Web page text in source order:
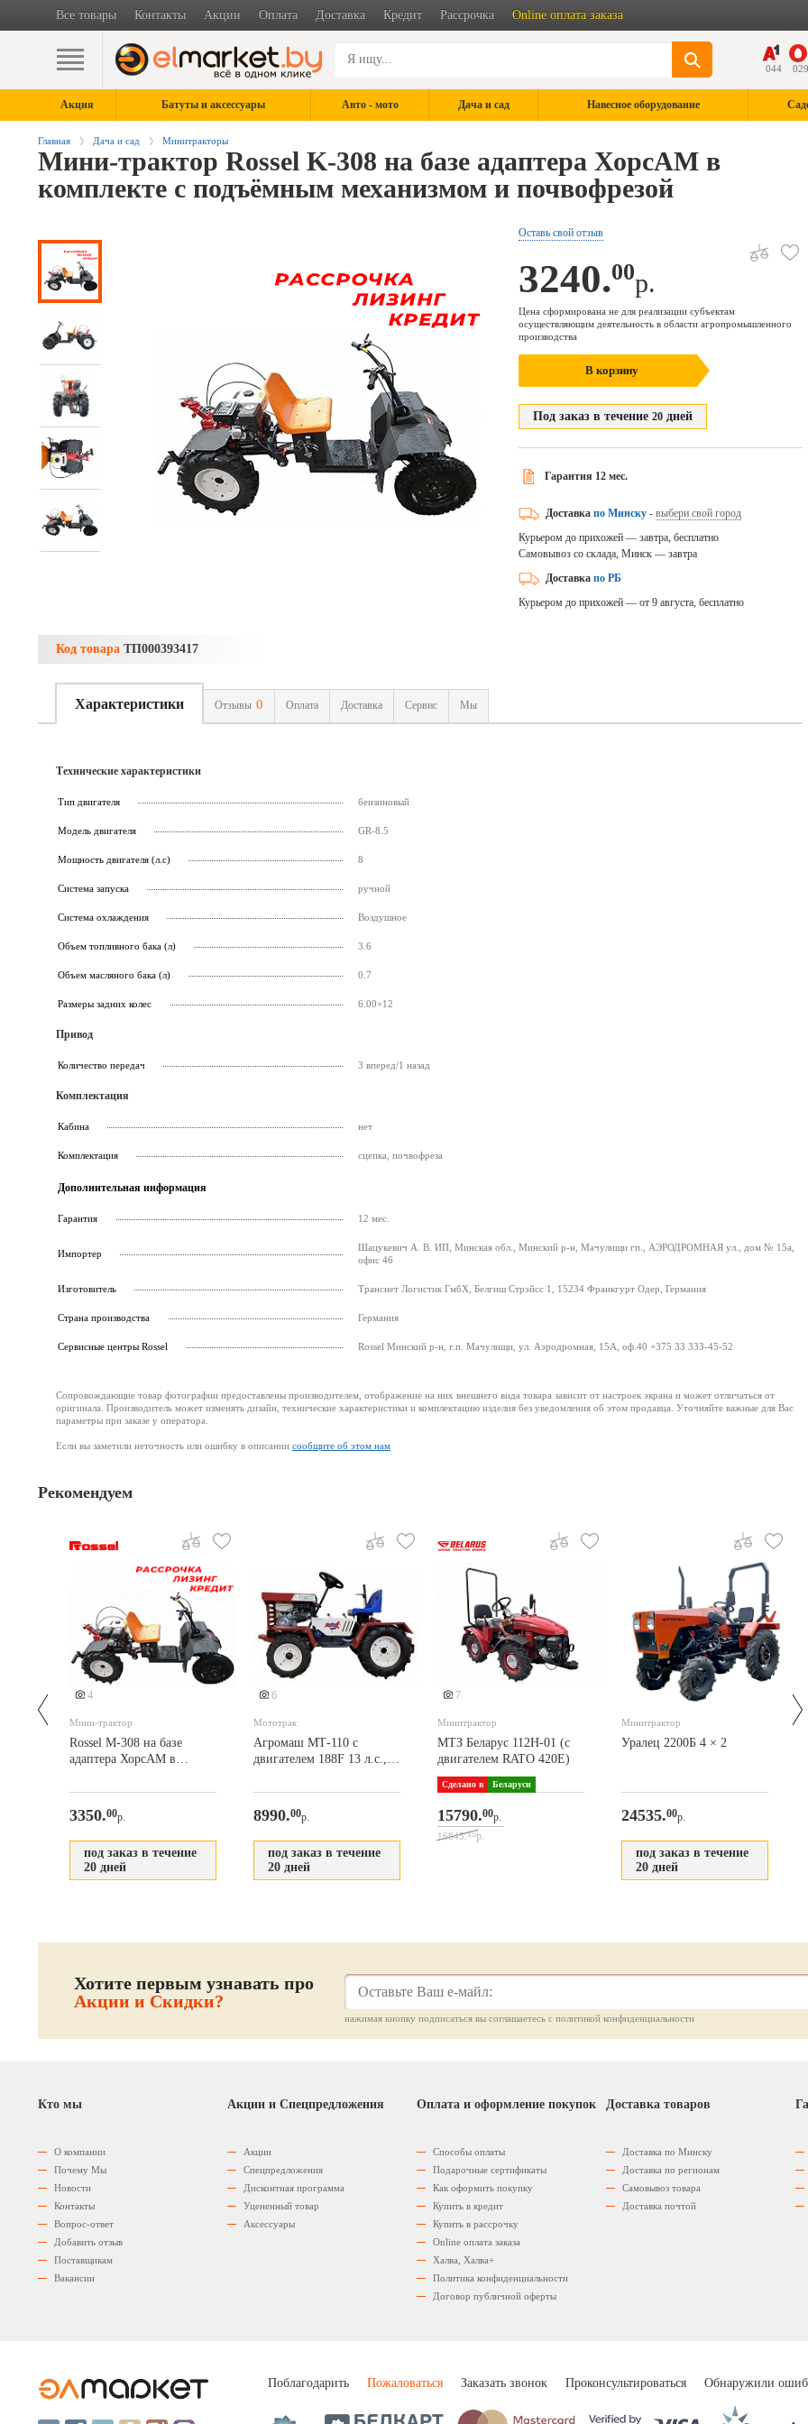
Все товары Контакты Акции Оплата Доставка Кредит Рассрочка Online оплата заказа
044 029
Акция Батуты и аксессуары Авто - мото Дача и сад Навесное оборудование
Главная Дача и сад Минитракторы
Мини-трактор Rossel K-308 на базе адаптера ХорсАМ в
комплекте с подъёмным механизмом и почвофрезой
Оставь свой отзыв
3240.00р.
Цена сформирована не для реализации субъектам
осуществляющим деятельность в области агропромышленного
производства
В корзину
Под заказ в течение 20дней
Гарантия 12 мес.
Доставка по Минску- выбери свой город
Курьером до прихожей — завтра, бесплатно
Самовывоз со склада, Минск — завтра
Доставка по РБ
Курьером до прихожей — от 9 августа, бесплатно
Код товара ТП000393417
Характеристики Отзывы 0 Оплата Доставка Сервис Мы
Технические характеристики
Тип двигателя бензиновый
Модель двигателя GR-8.5
Мощность двигателя (л.с) 8
Система запуска ручной
Система охлаждения Воздушное
Объем топливного бака (л) 3.6
Объем масляного бака (л) 0.7
Размеры задних колес 6.00×12
Привод
Количество передач 3 вперед/1 назад
Комплектация
Кабина нет
Комплектация сцепка, почвофреза
Дополнительная информация
Гарантия 12 мес.
Импортер
Шацукевич А. В. ИП, Минская обл., Минский р-н, Мачулищи гп., АЭРОДРОМНАЯ ул., дом № 15а,
офис 46
Изготовитель Транснет Логистик ГмбХ, Белгиш Стрэйсс 1, 15234 Франкгурт Одер, Германия
Страна производства Германия
Cервисные центры Rossel Rossel Минский р-н, г.п. Мачулищи, ул. Аэродромная, 15А, оф.40 +375 33 333-45-52
Сопровождающие товар фотографии предоставлены производителем, отображение на них внешнего вида товара зависит от настроек экрана и может отличаться от
оригинала. Производитель может изменять дизайн, технические характеристики и комплектацию изделия без уведомления об этом продавца. Уточняйте важные для Вас
параметры при заказе у оператора.
Если вы заметили неточность или ошибку в описании сообщите об этом нам
Рекомендуем
4
Мини-трактор
Rossel M-308 на базе
адаптера ХорсАМ в
механизмом и
почвофрезой
3350.00р.
под заказ в течение
20 дней
6
Мототрак
Агромаш МТ-110 с
двигателем 188F 13 л.с.,
(+мототрак, сцепка)
8990.00р.
под заказ в течение
20 дней
7
Минитрактор
МТЗ Беларус 112Н-01 (с
двигателем RATO 420Е)
Сделано в Беларуси
15790.00р.
16845.15р.
Минитрактор
Уралец 2200Б 4 × 2
24535.00р.
под заказ в течение
20 дней
Хотите первым узнавать про
Акции и Скидки?
нажимая кнопку подписаться вы соглашаетесь с политикой конфиденциальности
Кто мы
О компании
Почему Мы
Новости
Контакты
Вопрос-ответ
Добавить отзыв
Поставщикам
Вакансии
Акции и Спецпредложения
Акции
Спецпредложения
Дисконтная программа
Уцененный товар
Аксессуары
Оплата и оформление покупок
Способы оплаты
Подарочные сертификаты
Как оформить покупку
Купить в кредит
Купить в рассрочку
Оnline оплата заказа
Халва, Халва+
Политика конфиденциальности
Договор публичной оферты
Доставка товаров
Доставка по Минску
Доставка по регионам
Самовывоз товара
Доставка почтой
Поблагодарить Пожаловаться Заказать звонок Проконсультироваться Обнаружили